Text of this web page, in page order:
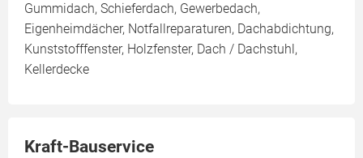
Gummidach, Schieferdach, Gewerbedach,
Eigenheimdächer, Notfallreparaturen, Dachabdichtung,
Kunststofffenster, Holzfenster, Dach / Dachstuhl,
Kellerdecke
Kraft-Bauservice